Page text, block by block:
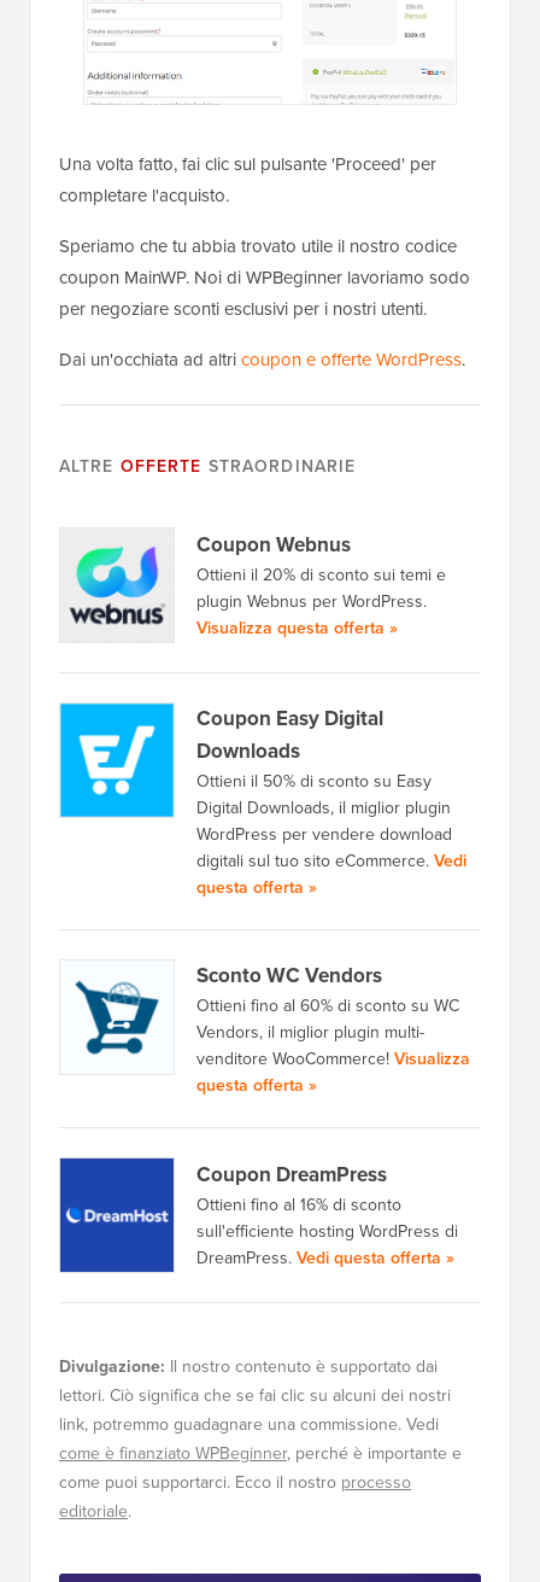
Una volta fatto, fai clic sul pulsante 'Proceed' per
completare l'acquisto.
Speriamo che tu abbia trovato utile il nostro codice
coupon MainWP. Noi di WPBeginner lavoriamo sodo
per negoziare sconti esclusivi per i nostri utenti.
Dai un'occhiata ad altricoupon e offerte WordPress.
ALTRE OFFERTE STRAORDINARIE
Coupon Webnus
Ottieni il 20% di sconto sui temi e
plugin Webnus per WordPress.
Visualizza questa offerta »
Coupon Easy Digital
Downloads
Ottieni il 50% di sconto su Easy
Digital Downloads, il miglior plugin
WordPress per vendere download
digitali sul tuo sito eCommerce. Vedi
questa offerta »
Sconto WC Vendors
Ottieni fino al 60% di sconto su WC
Vendors, il miglior plugin multi-
venditore WooCommerce! Visualizza
questa offerta »
Coupon DreamPress
Ottieni fino al 16% di sconto
sull'efficiente hosting WordPress di
DreamPress. Vedi questa offerta »
Divulgazione: Il nostro contenuto è supportato dai
lettori. Ciò significa che se fai clic su alcuni dei nostri
link, potremmo guadagnare una commissione. Vedi
come è finanziato WPBeginner, perché è importante e
come puoi supportarci. Ecco il nostro processo
editoriale.